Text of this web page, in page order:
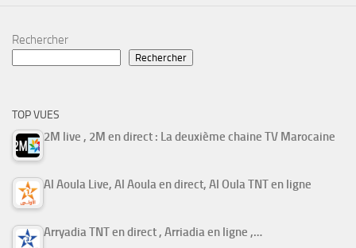
Rechercher
Rechercher
TOP VUES
2M live , 2M en direct : La deuxième chaine TV Marocaine
Al Aoula Live, Al Aoula en direct, Al Oula TNT en ligne
Arryadia TNT en direct , Arriadia en ligne ,…